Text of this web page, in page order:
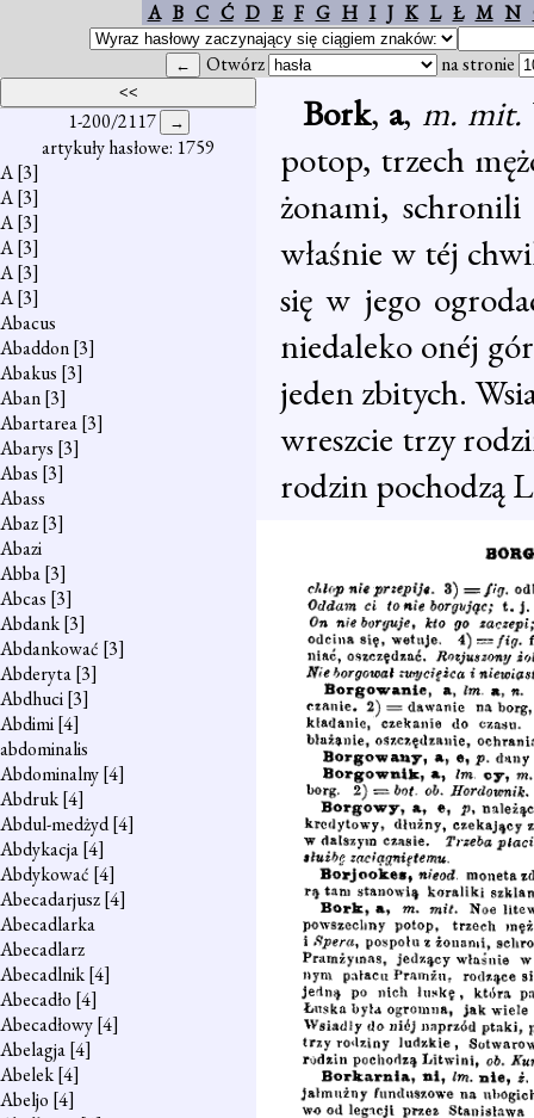
A B C Ć D E F G H I J K L Ł M N
Otwórz na stronie
1-200/2117
artykuły hasłowe: 1759
A[3]
A[3]
A[3]
A[3]
A[3]
A[3]
Abacus
Abaddon[3]
Abakus [3]
Aban[3]
Abartarea[3]
Abarys [3]
Abas [3]
Abass
Abaz[3]
Abazi
Abba[3]
Abcas [3]
Abdank[3]
Abdankować [3]
Abderyta[3]
Abdhuci[3]
Abdimi[4]
abdominalis
Abdominalny[4]
Abdruk[4]
Abdul-medżyd[4]
Abdykacja[4]
Abdykować [4]
Abecadarjusz[4]
Abecadlarka
Abecadlarz
Abecadlnik[4]
Abecadło [4]
Abecadłowy[4]
Abelagja[4]
Abelek[4]
Abeljo [4]
Bork, a, m. mit.
potop, trzech
żonami, schronili
właśnie w téj
się w jego
niedaleko onéj
jeden zbitych.
wreszcie trzy
rodzin pochodzą